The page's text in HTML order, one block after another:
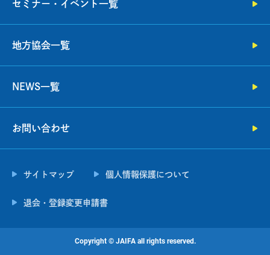
セミナー・イベント一覧
地方協会一覧
NEWS一覧
お問い合わせ
サイトマップ 個人情報保護について
退会・登録変更申請書
Copyright ©︎ JAIFA all rights reserved.